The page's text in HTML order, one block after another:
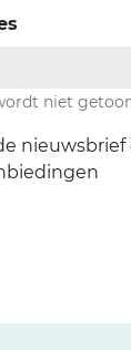
niet